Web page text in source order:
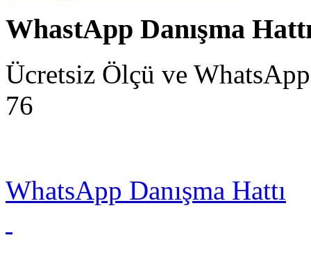
WhastApp Danışma
Ücretsiz Ölçü ve
76
WhatsApp Danışma Hattı